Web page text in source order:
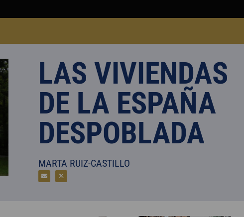
LAS VIVIENDAS
DE LA ESPAÑA
DESPOBLADA
MARTA RUIZ-CASTILLO